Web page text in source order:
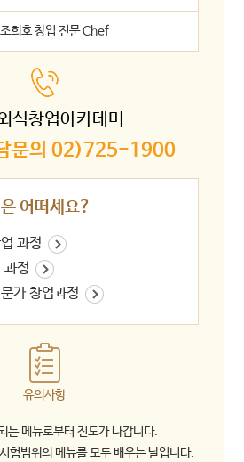
조희호 창업 전문 Chef
식창업아카데미
문의 02)725-1900
어떠세요?
과정
과정
가 창업과정
유의사항
는 메뉴로부터 진도가 나갑니다.
험범위의 메뉴를 모두 배우는 날입니다.